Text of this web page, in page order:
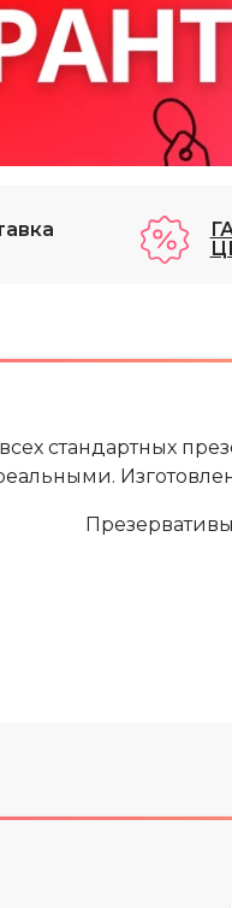
стандартных